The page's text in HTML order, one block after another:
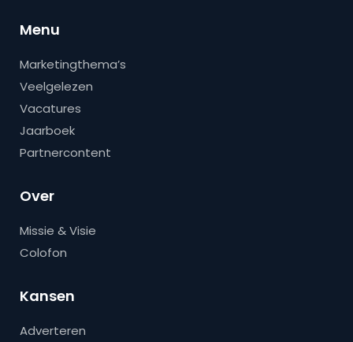
Menu
Marketingthema’s
Veelgelezen
Vacatures
Jaarboek
Partnercontent
Over
Missie & Visie
Colofon
Kansen
Adverteren